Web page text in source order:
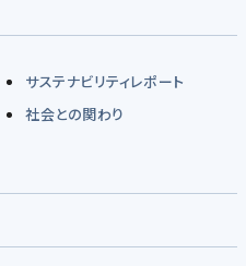
サステナビリティレポート
社会との関わり